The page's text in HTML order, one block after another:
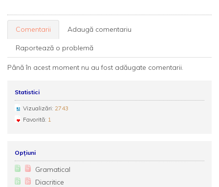
Comentarii Adaugă comentariu
Raportează o problemă
Până în acest moment nu au fost adăugate comentarii.
Statistici
Vizualizări: 2743
Favorită: 1
Opțiuni
Gramatical
Diacritice